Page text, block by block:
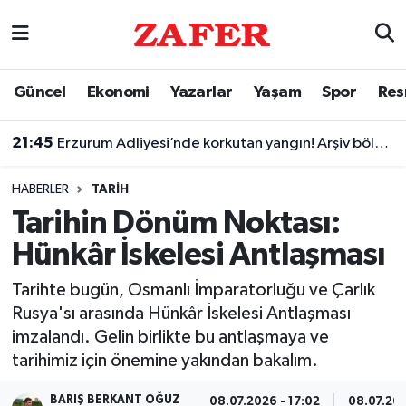
Güncel Ekonomi Yazarlar Yaşam Spor
21:45 Erzurum Adliyesi’nde korkutan yangın! Arşiv bölümünü duman kapladı
HABERLER TARIH
Tarihin Dönüm Noktası:
Hünkâr İskelesi Antlaşması
Tarihte bugün, Osmanlı İmparatorluğu ve Çarlık
Rusya'sı arasında Hünkâr İskelesi Antlaşması
imzalandı. Gelin birlikte bu antlaşmaya ve
tarihimiz için önemine yakından bakalım.
BARIŞ BERKANT OĞUZ 08.07.2026 - 17:02
Nöbetçi Eczaneler
Trafik Durumu
Süper Lig Puan Durumu ve Fikstür
Tüm Manşetler
Son Dakika Haberleri
Haber Arşivi